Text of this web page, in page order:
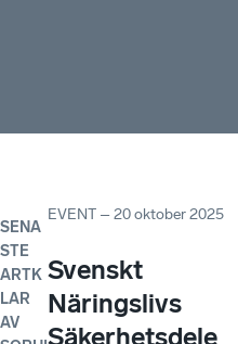
SENA
STE
ARTK
LAR
AV
EVENT –20 oktober 2025
Svenskt
Näringslivs
Säkerhetsdele